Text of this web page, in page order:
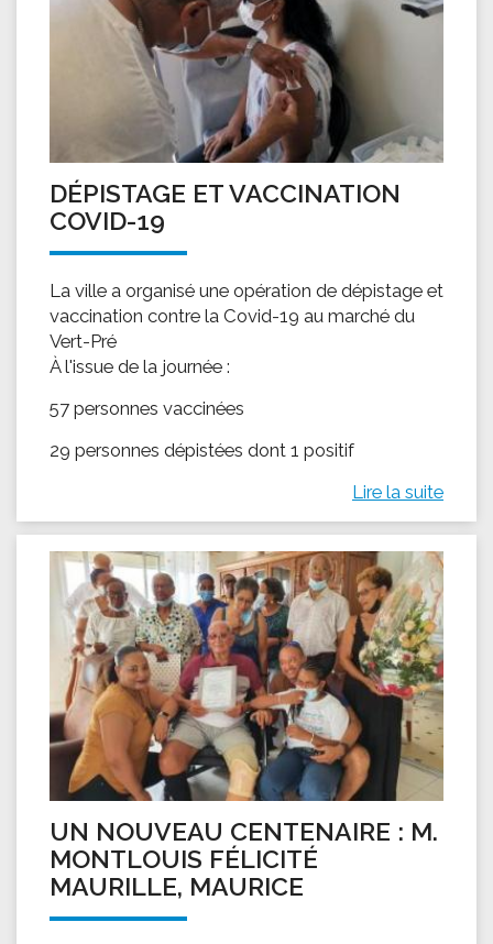
DÉPISTAGE ET VACCINATION
COVID-19
La ville a organisé une opération de dépistage et
vaccination contre la Covid-19 au marché du
Vert-Pré
À l'issue de la journée :
57 personnes vaccinées
29 personnes dépistées dont 1 positif
Lire la suite
UN NOUVEAU CENTENAIRE : M.
MONTLOUIS FÉLICITÉ
MAURILLE, MAURICE